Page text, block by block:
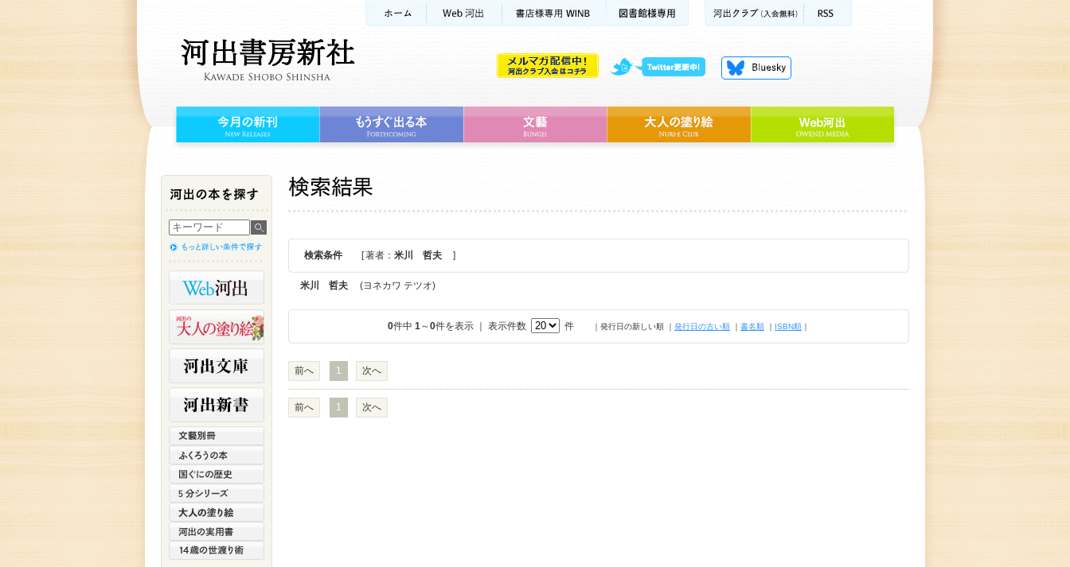
検索条件 [ 著者： 米川 哲夫 ]
米川 哲夫 (ヨネカワ テツオ)
0件中 1～0件を表示 ｜ 表示件数 件 ｜発行日の新しい順 ｜ 発行日の古い順 ｜ 書名順 ｜ ISBN順 ｜
前へ 1 次へ
前へ 1 次へ